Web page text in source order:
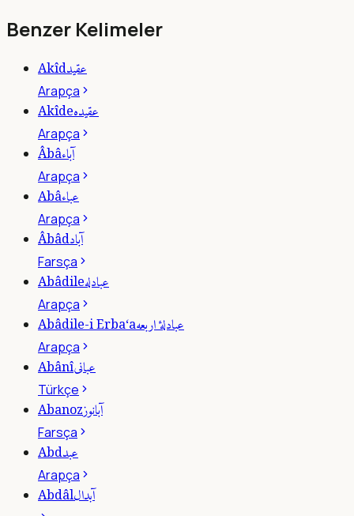
Benzer Kelimeler
Akîdعقيد
Arapça
Akîdeعقيده
Arapça
Âbâآباء
Arapça
Abâعباء
Arapça
Âbâdآباد
Farsça
Abâdileعبادله
Arapça
Abâdile-i Erba‘aعبادلۀ اربعه
Arapça
Abânîعبانى
Türkçe
Abanozآبانوز
Farsça
Abdعبد
Arapça
Abdâlآبدال